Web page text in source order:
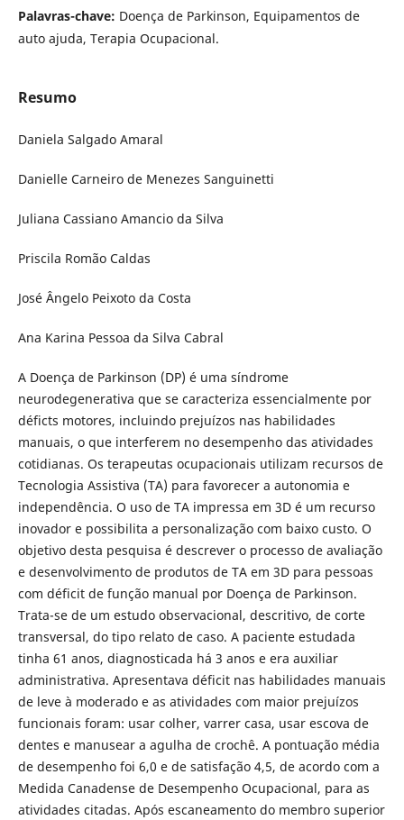
Palavras-chave: Doença de Parkinson, Equipamentos de
auto ajuda, Terapia Ocupacional.
Resumo
Daniela Salgado Amaral
Danielle Carneiro de Menezes Sanguinetti
Juliana Cassiano Amancio da Silva
Priscila Romão Caldas
José Ângelo Peixoto da Costa
Ana Karina Pessoa da Silva Cabral
A Doença de Parkinson (DP) é uma síndrome
neurodegenerativa que se caracteriza essencialmente por
déficts motores, incluindo prejuízos nas habilidades
manuais, o que interferem no desempenho das atividades
cotidianas. Os terapeutas ocupacionais utilizam recursos de
Tecnologia Assistiva (TA) para favorecer a autonomia e
independência. O uso de TA impressa em 3D é um recurso
inovador e possibilita a personalização com baixo custo. O
objetivo desta pesquisa é descrever o processo de avaliação
e desenvolvimento de produtos de TA em 3D para pessoas
com déficit de função manual por Doença de Parkinson.
Trata-se de um estudo observacional, descritivo, de corte
transversal, do tipo relato de caso. A paciente estudada
tinha 61 anos, diagnosticada há 3 anos e era auxiliar
administrativa. Apresentava déficit nas habilidades manuais
de leve à moderado e as atividades com maior prejuízos
funcionais foram: usar colher, varrer casa, usar escova de
dentes e manusear a agulha de crochê. A pontuação média
de desempenho foi 6,0 e de satisfação 4,5, de acordo com a
Medida Canadense de Desempenho Ocupacional, para as
atividades citadas. Após escaneamento do membro superior